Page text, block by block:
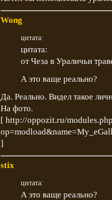
Wong
цитата:
цитата:
от Чеза в Ураличьи
А это ваще реально?
Да. Реально. Видел такое
На фото.
[ http://oppozit.ru/
]
stix
цитата:
А это ваще реально?